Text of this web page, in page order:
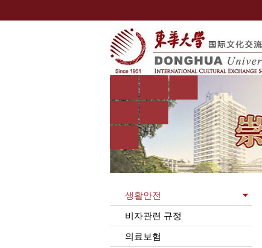
생활안전
비자관련 규정
의료보험